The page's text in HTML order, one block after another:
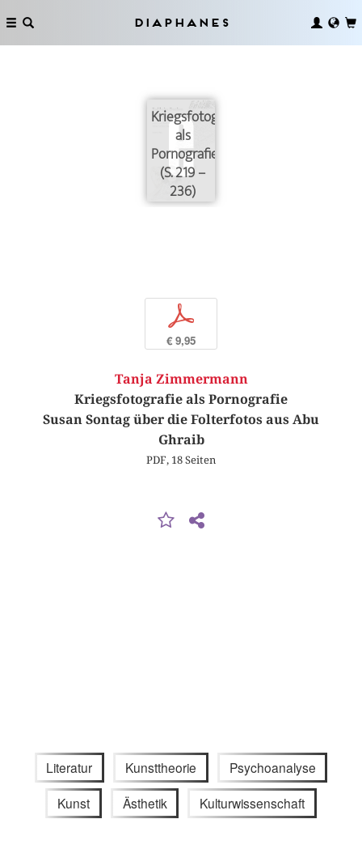
Diaphanes
Kriegsfotografie
als
Pornografie
(S. 219 –
236)
p
€ 9,95
Tanja Zimmermann
Kriegsfotografie als Pornografie
Susan Sontag über die Folterfotos aus Abu
Ghraib
PDF, 18 Seiten
Literatur Kunsttheorie Psychoanalyse
Kunst Ästhetik Kulturwissenschaft